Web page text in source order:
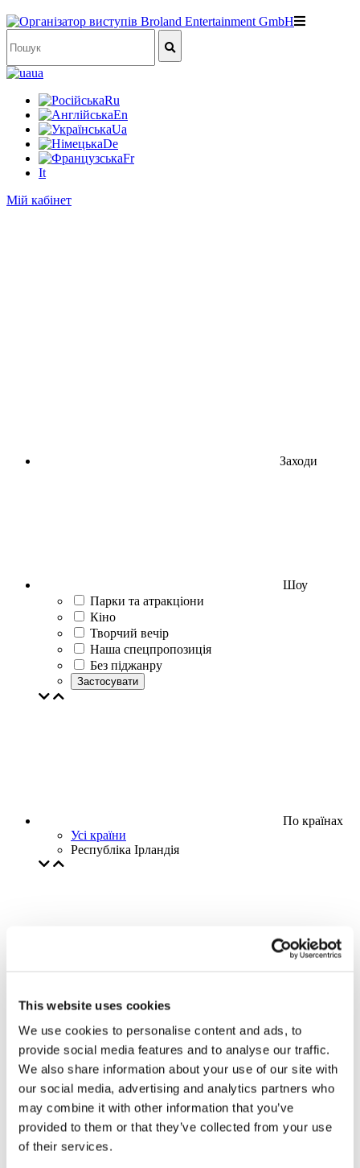
This website uses cookies
We use cookies to personalise content and ads, to
provide social media features and to analyse our traffic.
We also share information about your use of our site with
our social media, advertising and analytics partners who
may combine it with other information that you’ve
provided to them or that they’ve collected from your use
of their services.
ua
Ru
En
Ua
De
Fr
It
Мій кабінет
Заходи
Шоу
Парки та атракціони
Кіно
Творчий вечір
Наша спецпропозиція
Без піджанру
Застосувати
По країнах
Усі країни
Республіка Ірландія